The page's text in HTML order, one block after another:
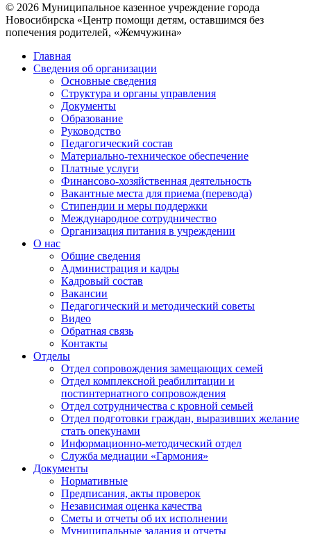
© 2026 Муниципальное казенное учреждение города
Новосибирска «Центр помощи детям, оставшимся без
попечения родителей, «Жемчужина»
Главная
Сведения об организации
Основные сведения
Структура и органы управления
Документы
Образование
Руководство
Педагогический состав
Материально-техническое обеспечение
Платные услуги
Финансово-хозяйственная деятельность
Вакантные места для приема (перевода)
Стипендии и меры поддержки
Международное сотрудничество
Организация питания в учреждении
О нас
Общие сведения
Администрация и кадры
Кадровый состав
Вакансии
Педагогический и методический советы
Видео
Обратная связь
Контакты
Отделы
Отдел сопровождения замещающих семей
Отдел комплексной реабилитации и
постинтернатного сопровождения
Отдел сотрудничества с кровной семьей
Отдел подготовки граждан, выразивших желание
стать опекунами
Информационно-методический отдел
Служба медиации «Гармония»
Документы
Нормативные
Предписания, акты проверок
Независимая оценка качества
Сметы и отчеты об их исполнении
Муниципальные задания и отчеты